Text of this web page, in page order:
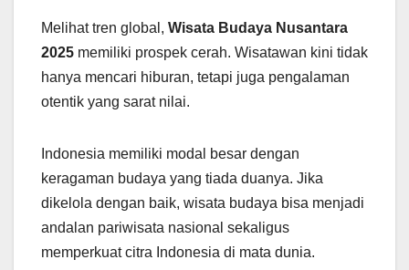
Melihat tren global, Wisata Budaya Nusantara
2025 memiliki prospek cerah. Wisatawan kini tidak
hanya mencari hiburan, tetapi juga pengalaman
otentik yang sarat nilai.
Indonesia memiliki modal besar dengan
keragaman budaya yang tiada duanya. Jika
dikelola dengan baik, wisata budaya bisa menjadi
andalan pariwisata nasional sekaligus
memperkuat citra Indonesia di mata dunia.